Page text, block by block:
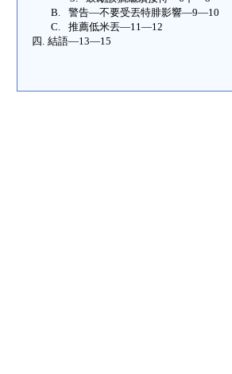
B.
警告—不要受丟特腓影響—9—10
C.
推薦低米丟—11—12
四. 結語—13—15